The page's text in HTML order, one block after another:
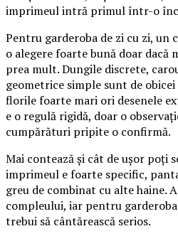
imprimeul intră primul într-o
Pentru garderoba de zi cu zi,
o alegere foarte bună doar dacă
prea mult. Dungile discrete,
geometrice simple sunt de
florile foarte mari ori desenele
e o regulă rigidă, doar o
cumpărături pripite o confirmă.
Mai contează și cât de ușor poți
imprimeul e foarte specific,
greu de combinat cu alte haine.
compleului, iar pentru
trebui să cântărească serios.